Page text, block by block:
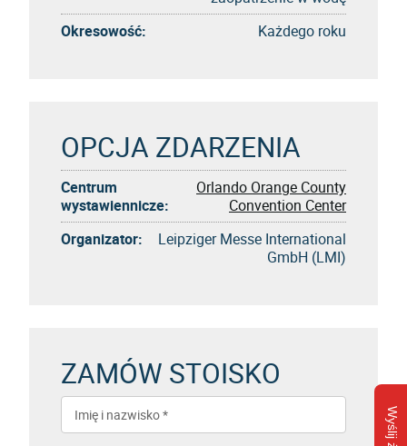
Okresowość:
Każdego roku
OPCJA ZDARZENIA
Centrum
wystawiennicze:
Orlando Orange County
Convention Center
Organizator:
Leipziger Messe International
GmbH (LMI)
ZAMÓW STOISKO